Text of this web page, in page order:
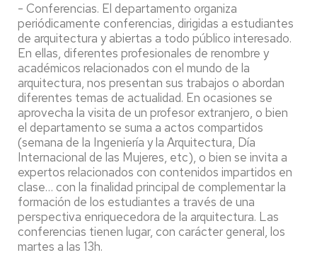
- Conferencias. El departamento organiza
periódicamente conferencias, dirigidas a estudiantes
de arquitectura y abiertas a todo público interesado.
En ellas, diferentes profesionales de renombre y
académicos relacionados con el mundo de la
arquitectura, nos presentan sus trabajos o abordan
diferentes temas de actualidad. En ocasiones se
aprovecha la visita de un profesor extranjero, o bien
el departamento se suma a actos compartidos
(semana de la Ingeniería y la Arquitectura, Día
Internacional de las Mujeres, etc), o bien se invita a
expertos relacionados con contenidos impartidos en
clase… con la finalidad principal de complementar la
formación de los estudiantes a través de una
perspectiva enriquecedora de la arquitectura. Las
conferencias tienen lugar, con carácter general, los
martes a las 13h.